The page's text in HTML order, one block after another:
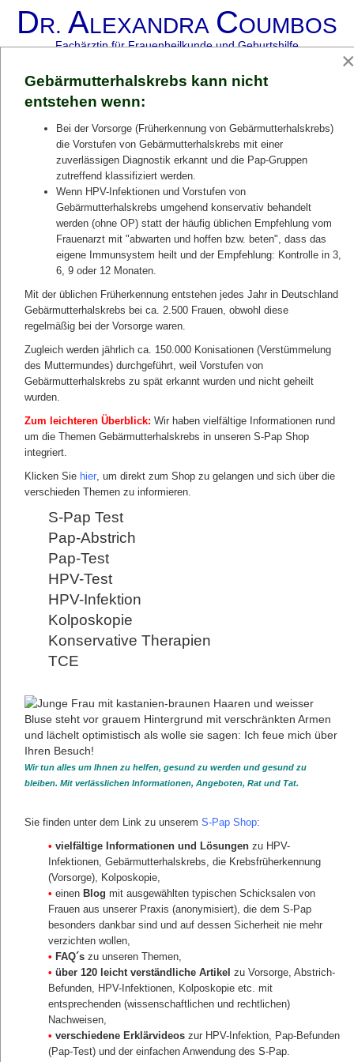
DR. ALEXANDRA COUMBOS
Fachärztin für Frauenheilkunde und Geburtshilfe
Toggle
navigation
Gesundheit
von Frau zu Frau:
Ich bin immer
für Sie da.
20 Jahre Erfahrung in der Frauenheilkunde
an Europas größter Uni-Klinik
Seit Jahrzehnten engagiere ich mich besonders dafür,
dass Gebärmuttterhalskrebs nicht übersehen und
schonend behandelt wird.
mitS-PapundCo-Testung.
Ich verspreche Ihnen, dass ich mein
ganzes Wissen für Sie einsetzen werde.
SPRECHZEITEN
Kooperationen mit:
GYN•ZENTRUM•BERLIN
Teilen
Impressum
Gebärmutterhalskrebs kann nicht
entstehen wenn:
Bei der Vorsorge (Früherkennung von Gebärmutterhalskrebs)
die Vorstufen von Gebärmutterhalskrebs mit einer
zuverlässigen Diagnostik erkannt und die Pap-Gruppen
zutreffend klassifiziert werden.
Wenn HPV-Infektionen und Vorstufen von
Gebärmutterhalskrebs umgehend konservativ behandelt
werden (ohne OP) statt der häufig üblichen Empfehlung vom
Frauenarzt mit "abwarten und hoffen bzw. beten", dass das
eigene Immunsystem heilt und der Empfehlung: Kontrolle in 3,
6, 9 oder 12 Monaten.
Mit der üblichen Früherkennung entstehen jedes Jahr in Deutschland
Gebärmutterhalskrebs bei ca. 2.500 Frauen, obwohl diese
regelmäßig bei der Vorsorge waren.
Zugleich werden jährlich ca. 150.000 Konisationen (Verstümmelung
des Muttermundes) durchgeführt, weil Vorstufen von
Gebärmutterhalskrebs zu spät erkannt wurden und nicht geheilt
wurden.
Zum leichteren Überblick: Wir haben vielfältige Informationen rund
um die Themen Gebärmutterhalskrebs in unseren S-Pap Shop
integriert.
Klicken Sie hier, um direkt zum Shop zu gelangen und sich über die
verschieden Themen zu informieren.
S-Pap Test
Pap-Abstrich
Pap-Test
HPV-Test
HPV-Infektion
Kolposkopie
Konservative Therapien
TCE
Wir tun alles um Ihnen zu helfen, gesund zu werden und gesund zu
bleiben. Mit verlässlichen Informationen, Angeboten, Rat und Tat.
Sie finden unter dem Link zu unserem S-Pap Shop:
• vielfältige Informationen und Lösungen zu HPV-
Infektionen, Gebärmutterhalskrebs, die Krebsfrüherkennung
(Vorsorge), Kolposkopie,
• einen Blog mit ausgewählten typischen Schicksalen von
Frauen aus unserer Praxis (anonymisiert), die dem S-Pap
besonders dankbar sind und auf dessen Sicherheit nie mehr
verzichten wollen,
• FAQ´s zu unseren Themen,
• über 120 leicht verständliche Artikel zu Vorsorge, Abstrich-
Befunden, HPV-Infektionen, Kolposkopie etc. mit
entsprechenden (wissenschaftlichen und rechtlichen)
Nachweisen,
• verschiedene Erklärvideos zur HPV-Infektion, Pap-Befunden
(Pap-Test) und der einfachen Anwendung des S-Pap.